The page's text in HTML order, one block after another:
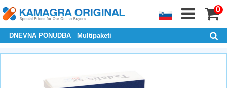
0
DNEVNA PONUDBA Multipaketi